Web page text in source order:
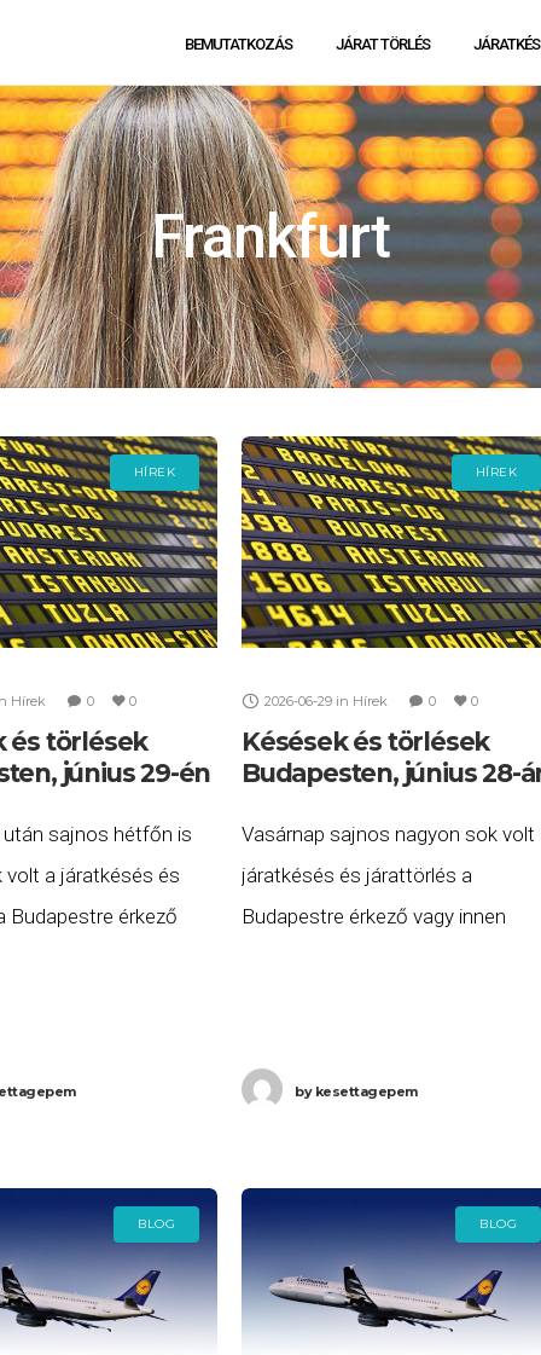
BEMUTATKOZÁS JÁRAT TÖRLÉS
Frankfurt
HÍREK
Hírek 0 0
és törlések
június 29-én
után sajnos hétfőn is
volt a járatkésés és
Budapestre érkező
HÍREK
2026-06-29 in Hírek 0 0
Késések és törlések
Budapesten, június 28-
Vasárnap sajnos nagyon sok volt
járatkésés és járattörlés a
Budapestre érkező vagy innen
következő. A
bykesettagepem
BLOG BLOG